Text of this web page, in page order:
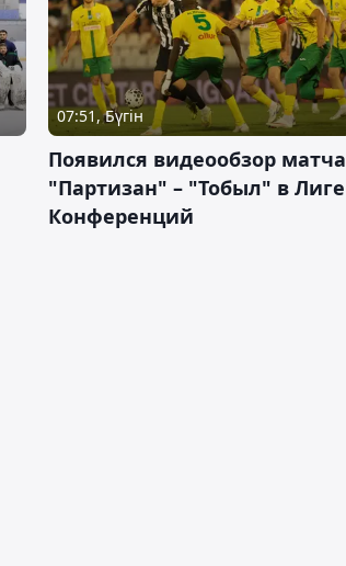
07:51, Бүгін
Появился видеообзор матча
"Партизан" – "Тобыл" в Лиге
Конференций